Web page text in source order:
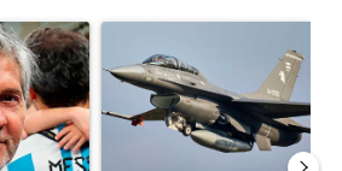
con el título "Murió Jorge Messi, el